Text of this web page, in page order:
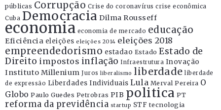
públicas Corrupção Crise do coronavírus crise econômica
Cuba Democracia Dilma Rousseff
economia economia de mercado educação
Eficiência eleições eleições 2014 eleições 2018
empreendedorismo estadao Estado Estado de
Direito impostos inflação Infraestrutura Inovação
Instituto Millenium Juros liberalismo liberdade liberdade
de expressão Liberdades Individuais Lula Merval Pereira O
Globo Paulo Guedes Petrobras PIB politica PT
reforma da previdência startup STF tecnologia